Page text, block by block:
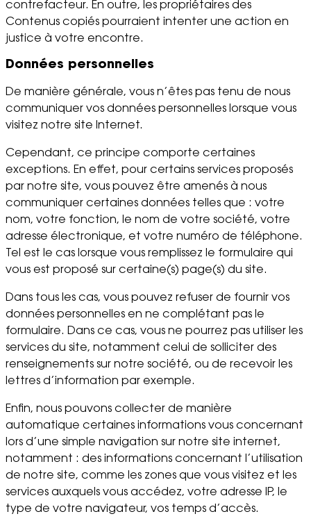
contrefacteur. En outre, les propriétaires des
Contenus copiés pourraient intenter une action en
justice à votre encontre.
Données personnelles
De manière générale, vous n’êtes pas tenu de nous
communiquer vos données personnelles lorsque vous
visitez notre site Internet.
Cependant, ce principe comporte certaines
exceptions. En effet, pour certains services proposés
par notre site, vous pouvez être amenés à nous
communiquer certaines données telles que : votre
nom, votre fonction, le nom de votre société, votre
adresse électronique, et votre numéro de téléphone.
Tel est le cas lorsque vous remplissez le formulaire qui
vous est proposé sur certaine(s) page(s) du site.
Dans tous les cas, vous pouvez refuser de fournir vos
données personnelles en ne complétant pas le
formulaire. Dans ce cas, vous ne pourrez pas utiliser les
services du site, notamment celui de solliciter des
renseignements sur notre société, ou de recevoir les
lettres d’information par exemple.
Enfin, nous pouvons collecter de manière
automatique certaines informations vous concernant
lors d’une simple navigation sur notre site internet,
notamment : des informations concernant l’utilisation
de notre site, comme les zones que vous visitez et les
services auxquels vous accédez, votre adresse IP, le
type de votre navigateur, vos temps d’accès.